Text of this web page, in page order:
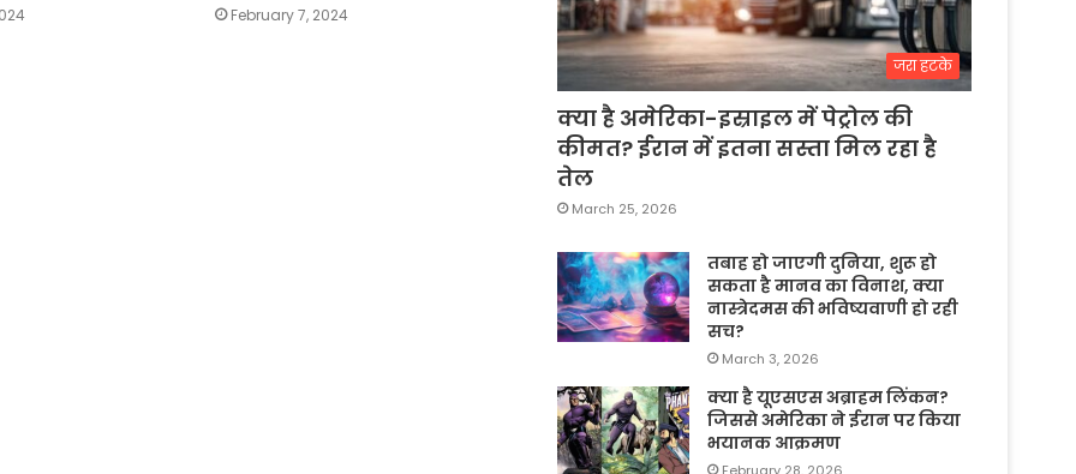
February 7, 2024
जरा हटके
क्या है अमेरिका-इस्राइल में पेट्रोल की
कीमत? ईरान में इतना सस्ता मिल रहा है
तेल
March 25, 2026
तबाह हो जाएगी दुनिया, शुरू हो
सकता है मानव का विनाश, क्या
नास्त्रेदमस की भविष्यवाणी हो रही
सच?
March 3, 2026
क्या है यूएसएस अब्राहम लिंकन?
जिससे अमेरिका ने ईरान पर किया
भयानक आक्रमण
February 28, 2026